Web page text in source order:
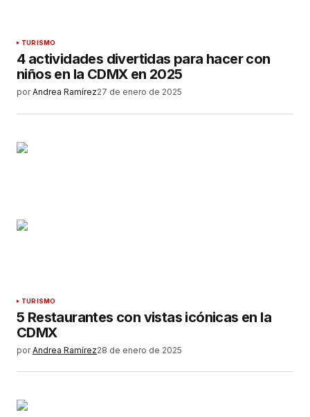
TURISMO
4 actividades divertidas para hacer con
niños en la CDMX en 2025
por Andrea Ramírez27 de enero de 2025
TURISMO
5 Restaurantes con vistas icónicas en la
CDMX
por Andrea Ramírez28 de enero de 2025